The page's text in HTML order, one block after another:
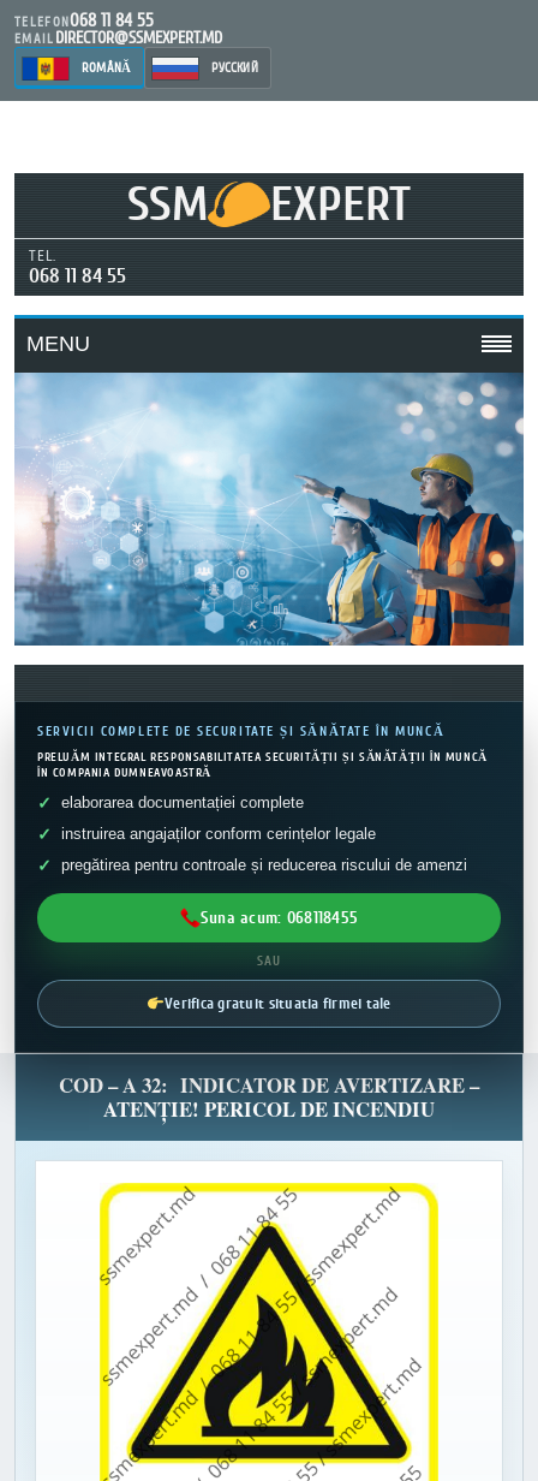
TELEFON068 11 84 55
EMAIL DIRECTOR@SSMEXPERT.MD
ROMÂNĂ РУССКИЙ
SSM EXPERT
TEL.
068 11 84 55
MENU
SERVICII COMPLETE DE SECURITATE ȘI SĂNĂTATE ÎN MUNCĂ
PRELUĂM INTEGRAL RESPONSABILITATEA SECURITĂȚII ȘI SĂNĂTĂȚII ÎN MUNCĂ
ÎN COMPANIA DUMNEAVOASTRĂ
elaborarea documentației complete
instruirea angajaților conform cerințelor legale
pregătirea pentru controale și reducerea riscului de amenzi
Suna acum: 068118455
SAU
Verifica gratuit situatia firmei tale
COD – A 32: INDICATOR DE AVERTIZARE –
ATENȚIE! PERICOL DE INCENDIU